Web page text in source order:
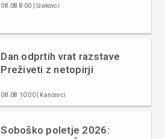
08.08 8:00 | Ižakovci
Dan odprtih vrat razstave
Preživeti z netopirji
08.08 10:00 | Kančevci
Soboško poletje 2026: